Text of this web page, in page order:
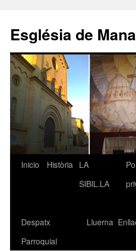
contenido
Església de
Inicio Història
LA
SIBIL.LA
Despatx
Parroquial
Lluerna